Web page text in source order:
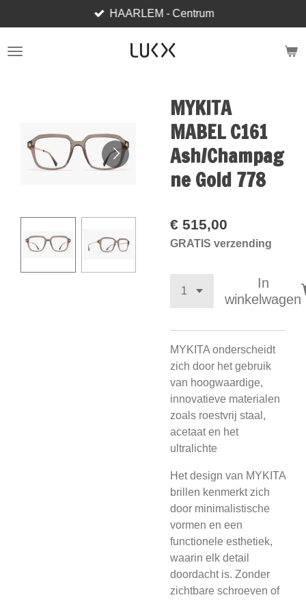
direct
naar
HAARLEM - Centrum
MYKITA
MABEL C161
Ash/Champag
ne Gold 778
€ 515,00
GRATIS verzending
In
winkelwagen
MYKITA onderscheidt
zich door het gebruik
van hoogwaardige,
innovatieve materialen
zoals roestvrij staal,
acetaat en het
ultralichte
Het design van MYKITA
brillen kenmerkt zich
door minimalistische
vormen en een
functionele esthetiek,
waarin elk detail
doordacht is. Zonder
zichtbare schroeven of